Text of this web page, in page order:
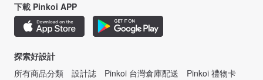
下載 Pinkoi APP
探索好設計
所有商品分類
設計誌 Pinkoi 台灣倉庫配送
Pinkoi 禮物卡